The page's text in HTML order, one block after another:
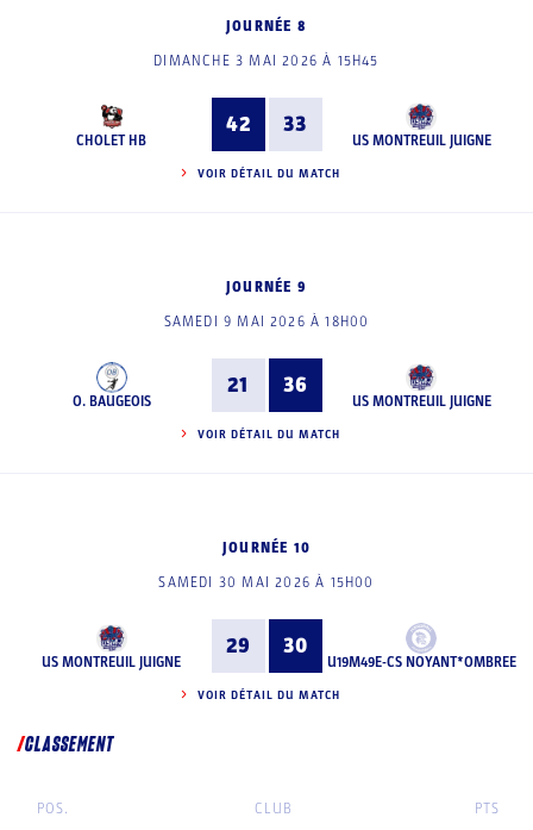
JOURNÉE 8
DIMANCHE 3 MAI 2026 À 15H45
CHOLET HB
42 33
US MONTREUIL JUIGNE
VOIR DÉTAIL DU MATCH
JOURNÉE 9
SAMEDI 9 MAI 2026 À 18H00
O. BAUGEOIS
21 36
US MONTREUIL JUIGNE
VOIR DÉTAIL DU MATCH
JOURNÉE 10
SAMEDI 30 MAI 2026 À 15H00
US MONTREUIL JUIGNE
29 30
U19M49E-CS NOYANT*OMBREE
VOIR DÉTAIL DU MATCH
CLASSEMENT
POS. CLUB PTS